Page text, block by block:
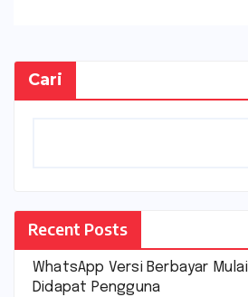
Cari
Recent Posts
WhatsApp Versi Berbayar
Didapat Pengguna